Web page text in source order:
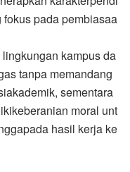
pada pembiasaa
kampus da
tanpa memandang
sementara
moral unt
hasil kerja ke